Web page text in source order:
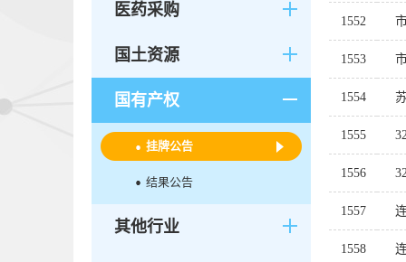
医药采购
国土资源
国有产权
挂牌公告
结果公告
其他行业
1552
1553
1554
1555
1556
1557
1558